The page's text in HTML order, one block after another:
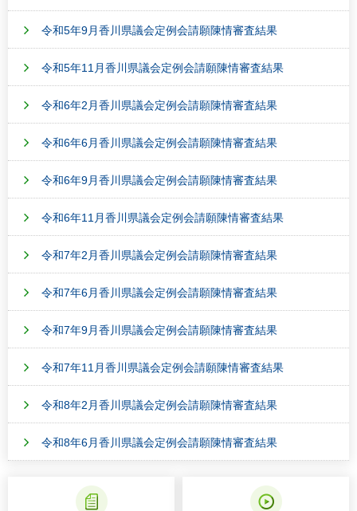
令和5年9月香川県議会定例会請願陳情審査結果
令和5年11月香川県議会定例会請願陳情審査結果
令和6年2月香川県議会定例会請願陳情審査結果
令和6年6月香川県議会定例会請願陳情審査結果
令和6年9月香川県議会定例会請願陳情審査結果
令和6年11月香川県議会定例会請願陳情審査結果
令和7年2月香川県議会定例会請願陳情審査結果
令和7年6月香川県議会定例会請願陳情審査結果
令和7年9月香川県議会定例会請願陳情審査結果
令和7年11月香川県議会定例会請願陳情審査結果
令和8年2月香川県議会定例会請願陳情審査結果
令和8年6月香川県議会定例会請願陳情審査結果